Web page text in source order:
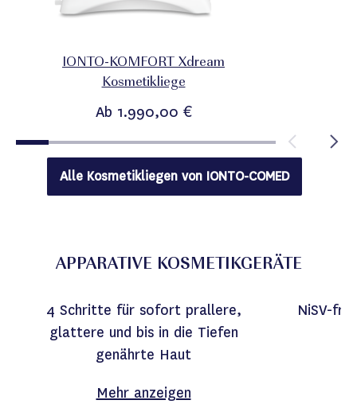
IONTO-KOMFORT Xdream
Kosmetikliege
Ab 1.990,00 €
Alle Kosmetikliegen von IONTO-COMED
APPARATIVE KOSMETIKGERÄTE
4 Schritte für sofort prallere,
glattere und bis in die Tiefen
genährte Haut
Mehr anzeigen
NiSV-